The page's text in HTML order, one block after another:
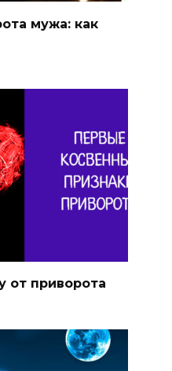
мужа: как
от приворота